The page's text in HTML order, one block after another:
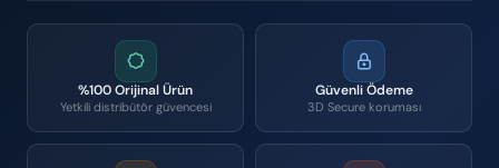
%100 Orijinal Ürün
Yetkili distribütör güvencesi
Güvenli Ödeme
3D Secure koruması